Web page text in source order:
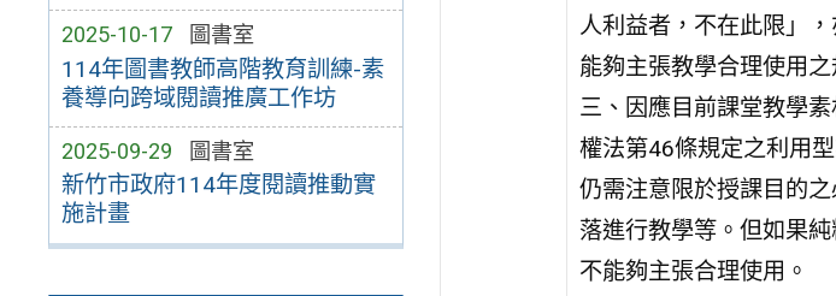
2025-10-17 圖書室
114年圖書教師高階教育訓練-素
養導向跨域閱讀推廣工作坊
2025-09-29 圖書室
新竹市政府114年度閱讀推動實
施計畫
人利益者，不在此限」
能夠主張教學合理使用之
三、因應目前課堂教學
權法第46條規定之利用
仍需注意限於授課目的
落進行教學等。但如果
不能夠主張合理使用。